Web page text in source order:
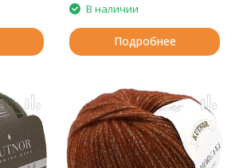
В наличии
Подробнее